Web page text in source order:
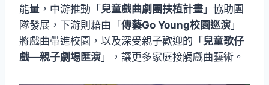
能量，中游推動「 兒童戲曲劇團扶植計畫 」協助團
隊發展，下游則藉由「 傳藝Go Young校園巡演 」
將戲曲帶進校園，以及深受親子歡迎的「 兒童歌仔
戲—親子劇場匯演 」，讓更多家庭接觸戲曲藝術。